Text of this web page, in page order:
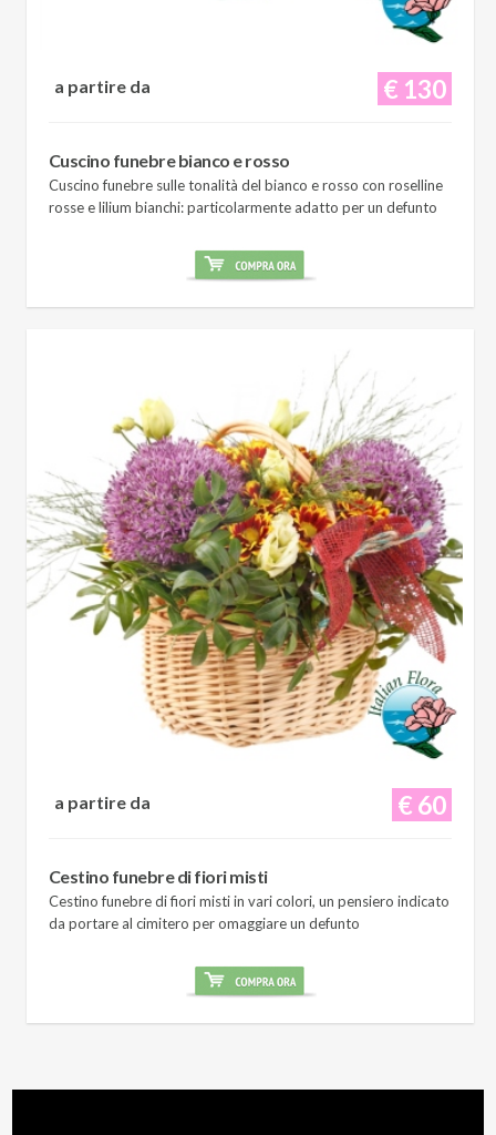
€ 130
a partire da
Cuscino funebre bianco e rosso
Cuscino funebre sulle tonalità del bianco e rosso con roselline
rosse e lilium bianchi: particolarmente adatto per un defunto
€ 60
a partire da
Cestino funebre di fiori misti
Cestino funebre di fiori misti in vari colori, un pensiero indicato
da portare al cimitero per omaggiare un defunto